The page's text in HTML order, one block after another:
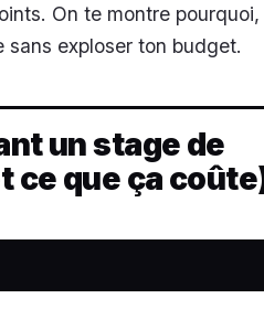
On te montre
exploser ton budget.
un stage de
ce que ça